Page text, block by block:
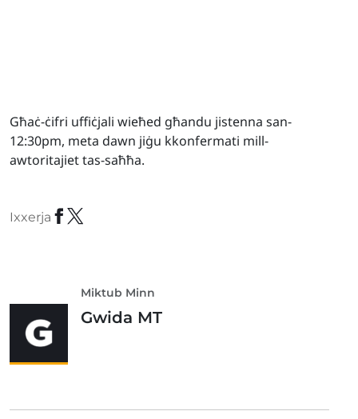
Għaċ-ċifri uffiċjali wieħed għandu jistenna san-
12:30pm, meta dawn jiġu kkonfermati mill-
awtoritajiet tas-saħħa.
Ixxerja
Miktub Minn
Gwida MT